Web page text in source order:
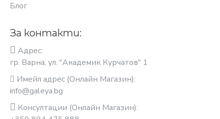
Блог
За контакти:
Адрес:
гр. Варна, ул. "Академик Курчатов" 1
Имейл адрес (Онлайн Магазин):
info@galeya.bg
Консултации (Онлайн Магазин):